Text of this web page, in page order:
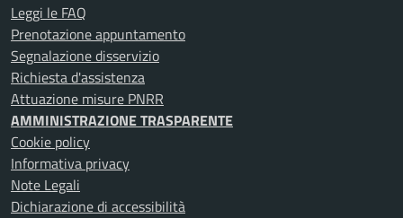
Leggi le FAQ
Prenotazione appuntamento
Segnalazione disservizio
Richiesta d'assistenza
Attuazione misure PNRR
AMMINISTRAZIONE TRASPARENTE
Cookie policy
Informativa privacy
Note Legali
Dichiarazione di accessibilità